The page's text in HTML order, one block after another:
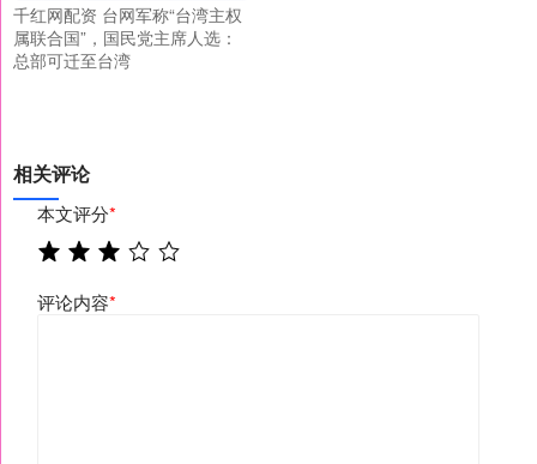
千红网配资 台网军称“台湾主权
属联合国”，国民党主席人选：
总部可迁至台湾
相关评论
本文评分*
评论内容*